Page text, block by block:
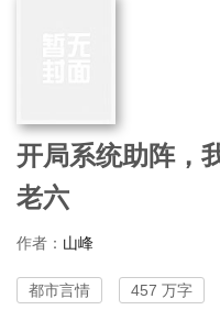
开局系统助阵，
老六
作者： 山峰
都市言情 457 万字